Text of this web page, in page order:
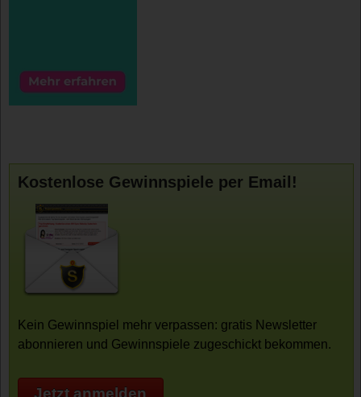
Kostenlose Gewinnspiele per Email!
Kein Gewinnspiel mehr verpassen: gratis Newsletter
abonnieren und Gewinnspiele zugeschickt bekommen.